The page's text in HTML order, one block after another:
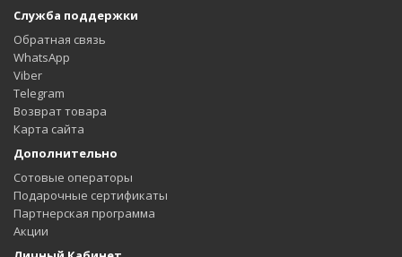
Служба поддержки
Обратная связь
WhatsApp
Viber
Telegram
Возврат товара
Карта сайта
Дополнительно
Сотовые операторы
Подарочные сертификаты
Партнерская программа
Акции